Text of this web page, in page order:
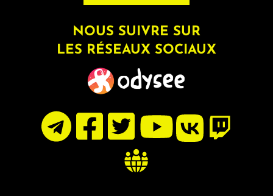
NOUS SUIVRE SUR
LES RÉSEAUX SOCIAUX